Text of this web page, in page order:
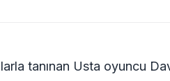
tanınan Usta oyuncu